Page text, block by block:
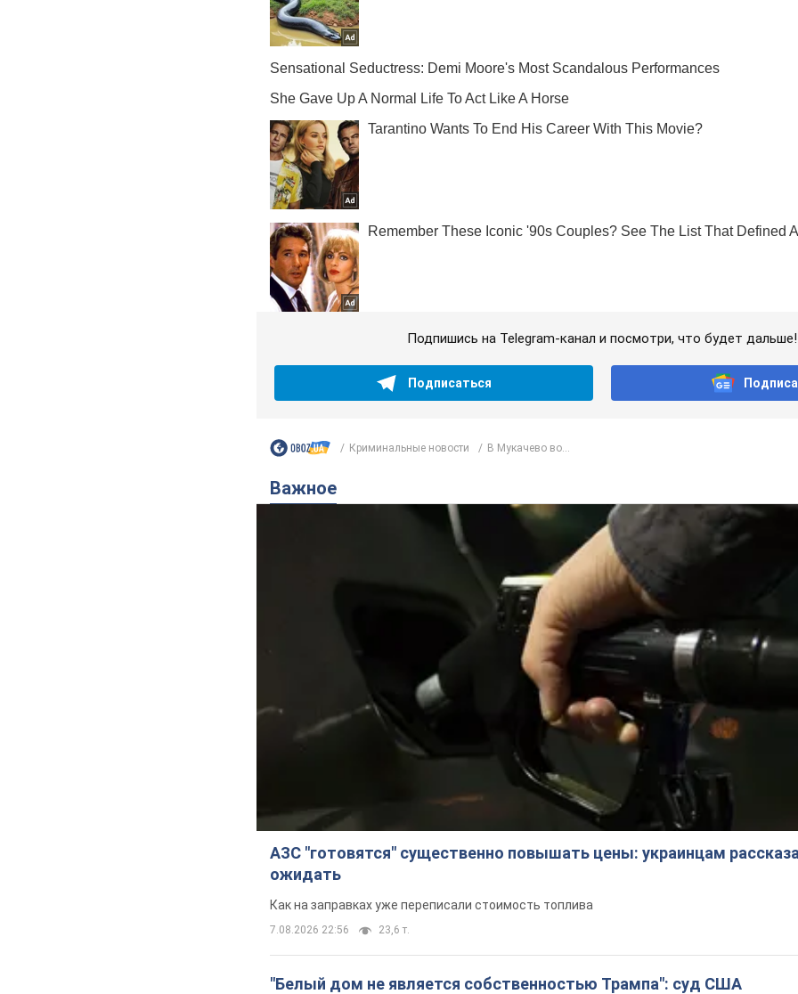
Подпишись на Telegram-канал и посмотри, что будет дальше!
Подписаться
Криминальные новости В Мукачево во...
Важное
АЗС "готовятся" существенно повышать цены: украинцам
ожидать
Как на заправках уже переписали стоимость топлива
7.08.2026 22:56 23,6 т.
"Белый дом не является собственностью Трампа": суд США